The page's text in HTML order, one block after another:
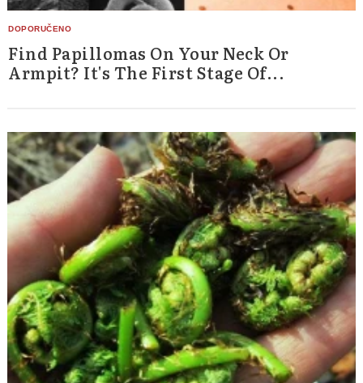
Find Papillomas On Your Neck Or
Armpit? It's The First Stage Of...